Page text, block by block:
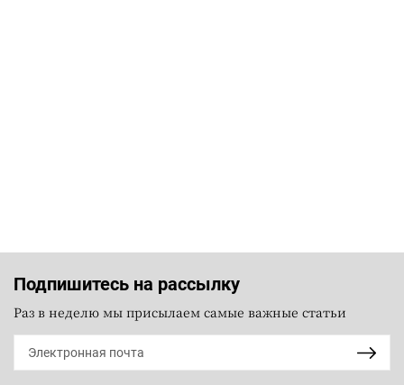
Подпишитесь на рассылку
Раз в неделю мы присылаем самые важные статьи